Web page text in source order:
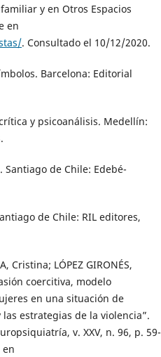
y en Otros Espacios
en
. Consultado el 10/12/2020.
Barcelona: Editorial
y psicoanálisis. Medellín:
de Chile: Edebé-
de Chile: RIL editores,
Cristina; LÓPEZ GIRONÉS,
coercitiva, modelo
en una situación de
estrategias de la violencia”.
v. XXV, n. 96, p. 59-